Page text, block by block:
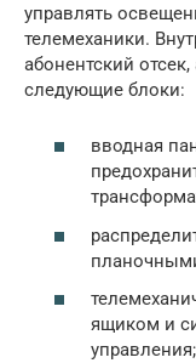
управлять
телемеханики.
абонентский
следующие блоки:
вводная
ящиком и
управления;